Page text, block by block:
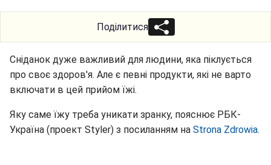
Поділитися
Сніданок дуже важливий для людини, яка піклується
про своє здоров'я. Але є певні продукти, які не варто
включати в цей прийом їжі.
Яку саме їжу треба уникати зранку, пояснює РБК-
Україна (проект Styler) з посиланням на Strona Zdrowia.